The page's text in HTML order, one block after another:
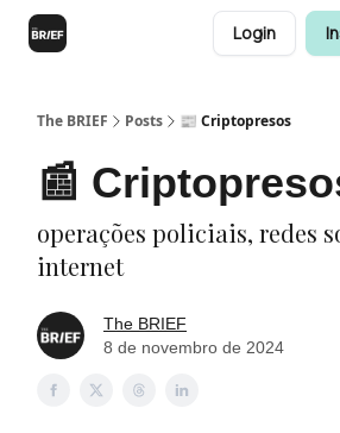
Login
The BRIEF Posts 📰 Criptopresos
📰
operações policiais, redes
internet
The BRIEF
8 de novembro de 2024